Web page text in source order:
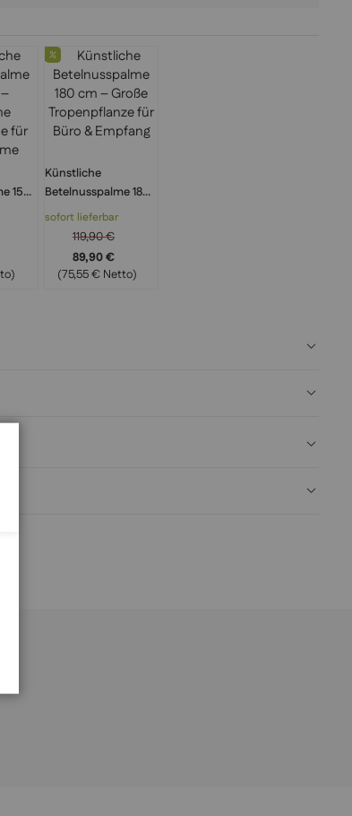
150
Künstliche
Betelnusspalme 180
cm – Große
Tropenpflanze für
Büro & Empfang
sofort lieferbar
119,90 €
89,90 €
(75,55 € Netto)